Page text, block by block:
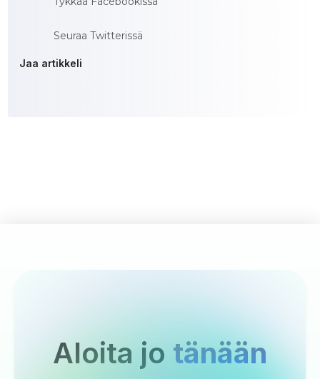
Seuraa Twitterissä
Jaa artikkeli
Aloita jo tänään